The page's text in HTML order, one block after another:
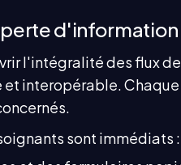
d'information
l'intégralité des flux
interopérable.
sont immédiats :